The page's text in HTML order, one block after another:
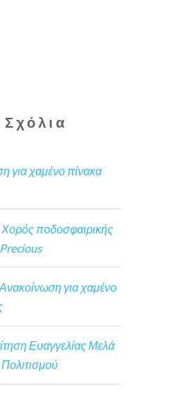
για χαμένο πίνακα
Χορός ποδοσφαιρικής
Ανακοίνωση για χαμένο
Ευαγγελίας Μελά